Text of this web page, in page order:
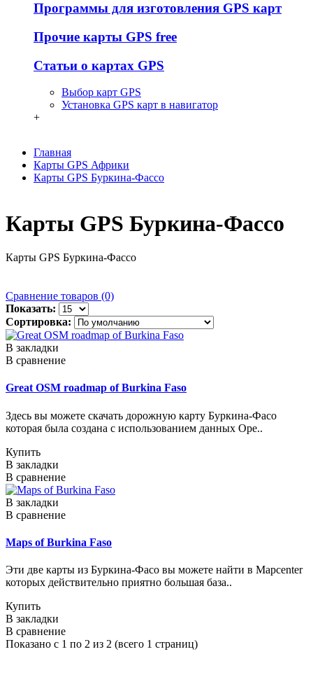
Программы для изготовления GPS карт
Прочие карты GPS free
Статьи о картах GPS
Выбор карт GPS
Установка GPS карт в навигатор
+
Главная
Карты GPS Африки
Карты GPS Буркина-Фассо
Карты GPS Буркина-Фассо
Карты GPS Буркина-Фассо
Сравнение товаров (0)
Показать:
Сортировка:
В закладки
В сравнение
Great OSM roadmap of Burkina Faso
Здесь вы можете скачать дорожную карту Буркина-Фасо
которая была создана с использованием данных Ope..
Купить
В закладки
В сравнение
В закладки
В сравнение
Maps of Burkina Faso
Эти две карты из Буркина-Фасо вы можете найти в Mapcenter
которых действительно приятно большая база..
Купить
В закладки
В сравнение
Показано с 1 по 2 из 2 (всего 1 страниц)